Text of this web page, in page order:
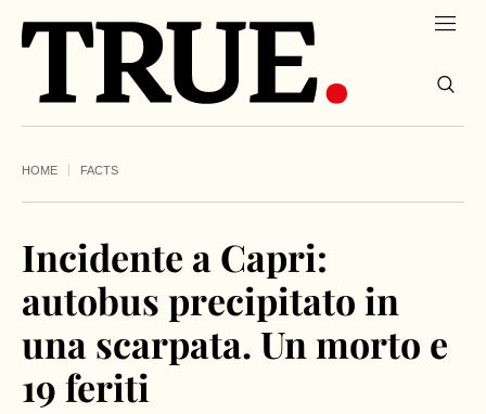
HOME FACTS
Incidente a Capri:
autobus precipitato in
una scarpata. Un morto e
19 feriti